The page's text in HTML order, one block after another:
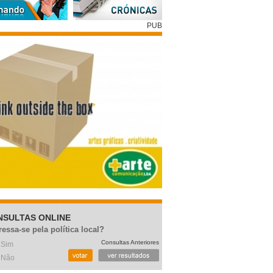
PUB
ONLINE
se pela política local?
Sim
Não
Consultas Anteriores